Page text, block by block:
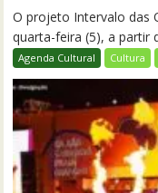
O projeto Intervalo das
quarta-feira (5), a partir
Agenda Cultural Cultura